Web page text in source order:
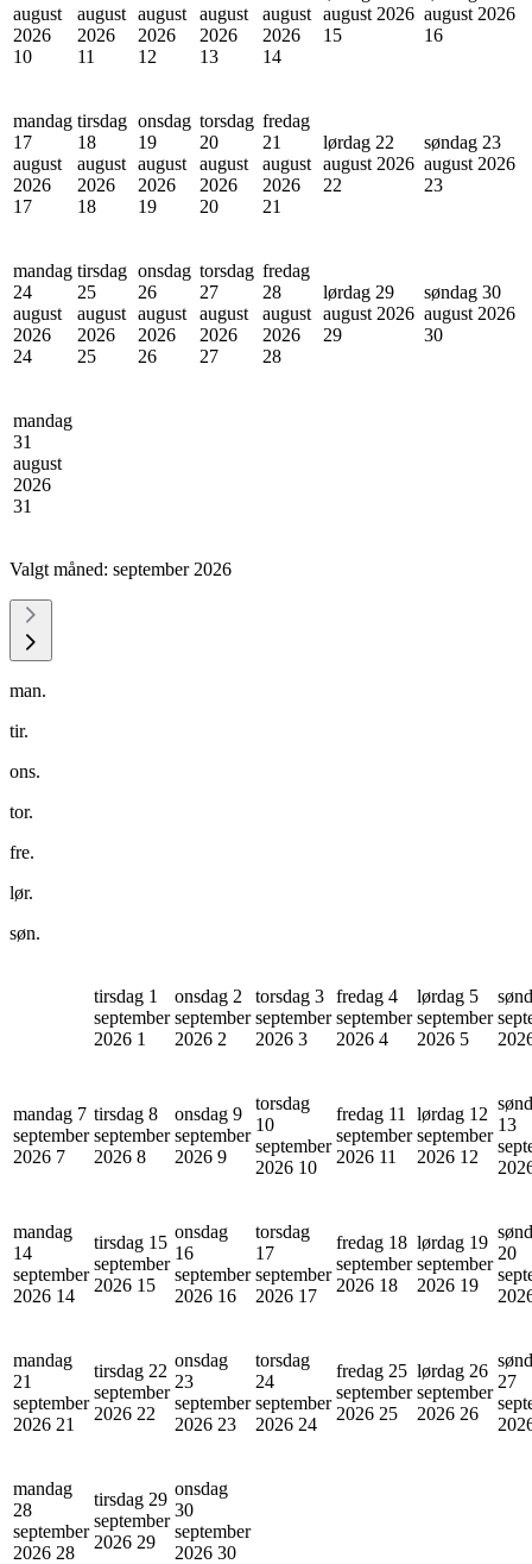
august
2026
10
august
2026
11
august
2026
12
august
2026
13
august
2026
14
august 2026
15
august 2026
16
mandag
17
august
2026
17
tirsdag
18
august
2026
18
onsdag
19
august
2026
19
torsdag
20
august
2026
20
fredag
21
august
2026
21
lørdag 22
august 2026
22
søndag 23
august 2026
23
mandag
24
august
2026
24
tirsdag
25
august
2026
25
onsdag
26
august
2026
26
torsdag
27
august
2026
27
fredag
28
august
2026
28
lørdag 29
august 2026
29
søndag 30
august 2026
30
mandag
31
august
2026
31
Valgt måned: september 2026
man.
tir.
ons.
tor.
fre.
lør.
søn.
tirsdag 1
september
2026 1
onsdag 2
september
2026 2
torsdag 3
september
2026 3
fredag 4
september
2026 4
lørdag 5
september
2026 5
mandag 7
september
2026 7
tirsdag 8
september
2026 8
onsdag 9
september
2026 9
torsdag
10
september
2026 10
fredag 11
september
2026 11
lørdag 12
september
2026 12
13
mandag
14
september
2026 14
tirsdag 15
september
2026 15
onsdag
16
september
2026 16
torsdag
17
september
2026 17
fredag 18
september
2026 18
lørdag 19
september
2026 19
20
mandag
21
september
2026 21
tirsdag 22
september
2026 22
onsdag
23
september
2026 23
torsdag
24
september
2026 24
fredag 25
september
2026 25
lørdag 26
september
2026 26
27
mandag
28
september
2026 28
tirsdag 29
september
2026 29
onsdag
30
september
2026 30